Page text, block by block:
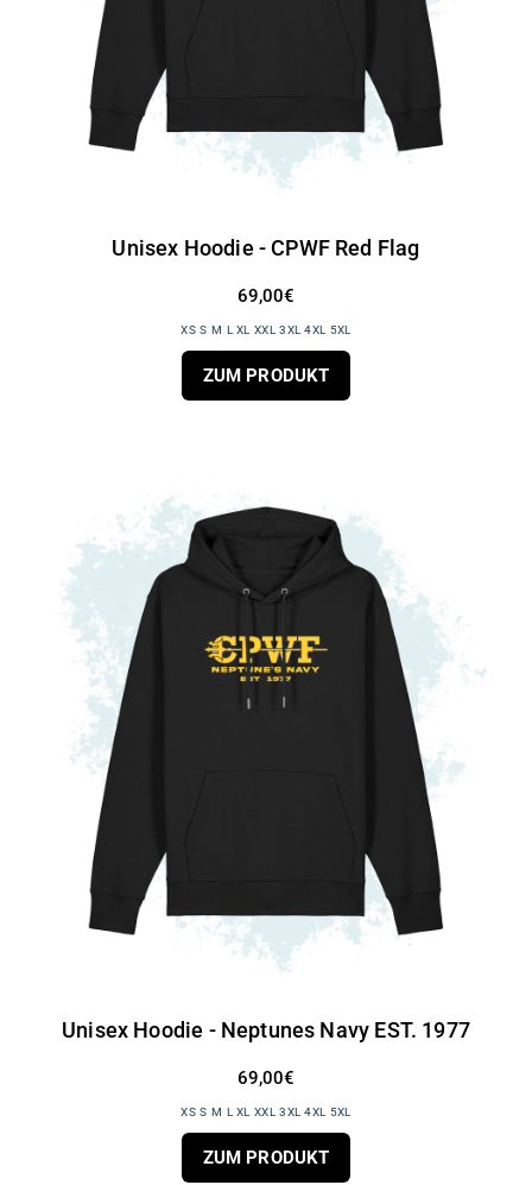
Unisex Hoodie - CPWF Red Flag
69,00€
XS S M L XL XXL 3XL 4XL 5XL
ZUM PRODUKT
Unisex Hoodie - Neptunes Navy EST. 1977
69,00€
XS S M L XL XXL 3XL 4XL 5XL
ZUM PRODUKT